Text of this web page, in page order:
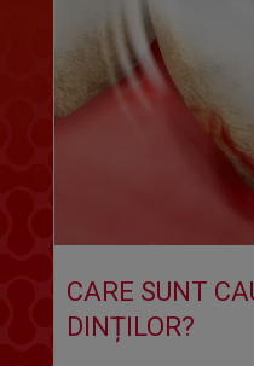
CARE SUNT
DINȚILOR?